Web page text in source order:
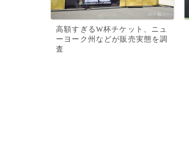
高額すぎるW杯チケット、ニュ
ーヨーク州などが販売実態を調
査